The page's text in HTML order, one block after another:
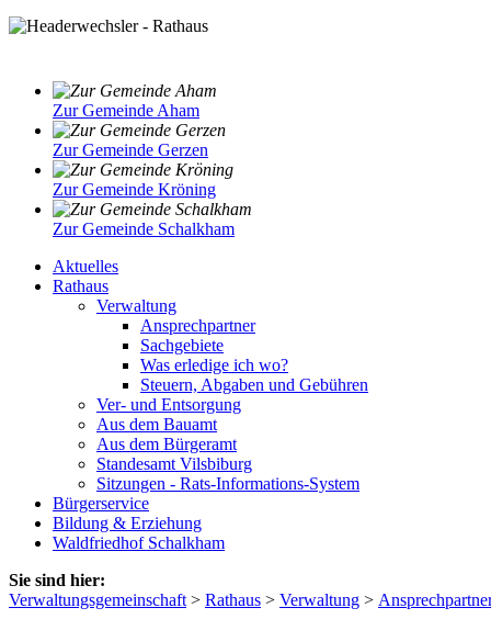
Zur Gemeinde Aham
Zur Gemeinde Gerzen
Zur Gemeinde Kröning
Zur Gemeinde Schalkham
Aktuelles
Rathaus
Verwaltung
Ansprechpartner
Sachgebiete
Was erledige ich wo?
Steuern, Abgaben und Gebühren
Ver- und Entsorgung
Aus dem Bauamt
Aus dem Bürgeramt
Standesamt Vilsbiburg
Sitzungen - Rats-Informations-System
Bürgerservice
Bildung & Erziehung
Waldfriedhof Schalkham
Sie sind hier:
Verwaltungsgemeinschaft > Rathaus > Verwaltung >